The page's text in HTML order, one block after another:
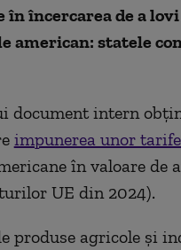
încercarea de a
american: statele
document intern
impunerea unor tarife
în valoare de
UE din 2024).
produse agricole și